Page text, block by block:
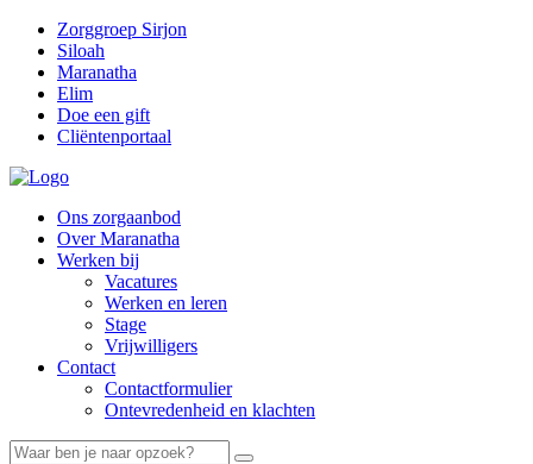
Zorggroep Sirjon
Siloah
Maranatha
Elim
Doe een gift
Cliëntenportaal
Ons zorgaanbod
Over Maranatha
Werken bij
Vacatures
Werken en leren
Stage
Vrijwilligers
Contact
Contactformulier
Ontevredenheid en klachten